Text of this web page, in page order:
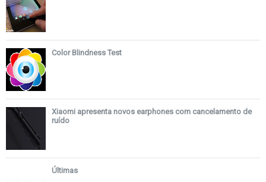
Color Blindness Test
Xiaomi apresenta novos earphones com cancelamento de
ruído
Últimas